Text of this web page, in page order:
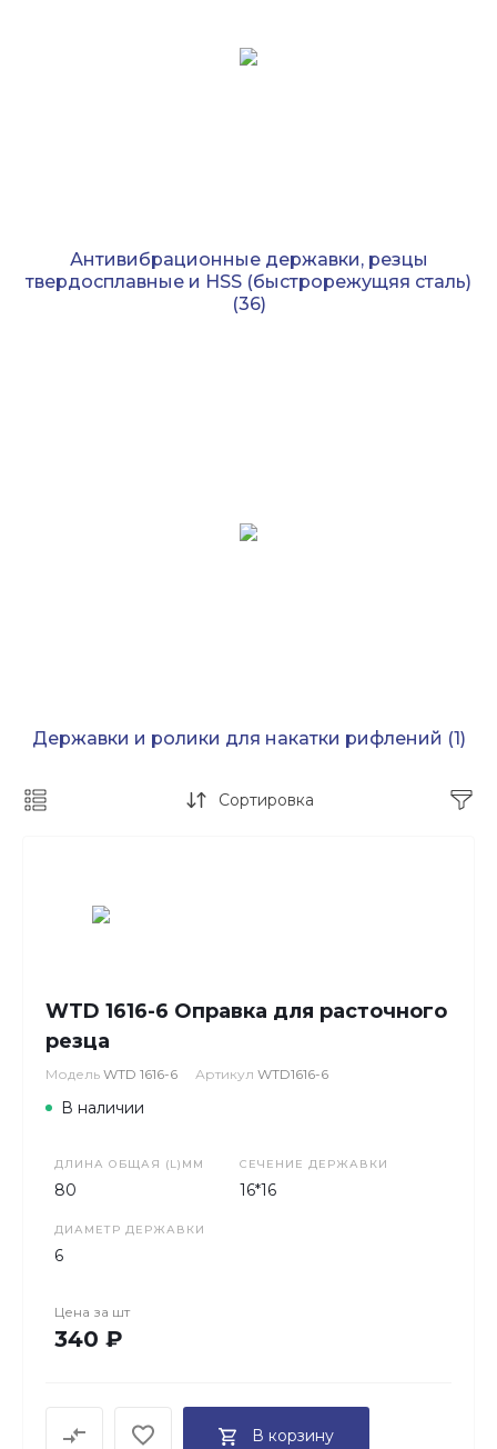
Антивибрационные державки, резцы
твердосплавные и HSS (быстрорежущяя сталь)
(36)
Державки и ролики для накатки рифлений (1)
Сортировка
WTD 1616-6 Оправка для расточного
резца
Модель WTD 1616-6 Артикул WTD1616-6
В наличии
ДЛИНА ОБЩАЯ (L)ММ
80
СЕЧЕНИЕ ДЕРЖАВКИ
16*16
ДИАМЕТР ДЕРЖАВКИ
6
Цена за шт
340 ₽
В корзину